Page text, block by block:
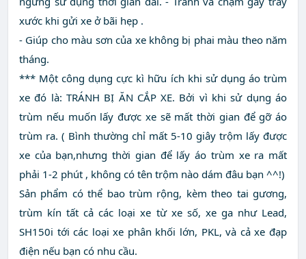
xước khi gửi xe ở bãi hẹp .
- Giúp cho màu sơn của xe không bị phai màu theo năm
tháng.
*** Một công dụng cực kì hữu ích khi sử dụng áo trùm
xe đó là: TRÁNH BỊ ĂN CẮP XE. Bởi vì khi sử dụng áo
trùm nếu muốn lấy được xe sẽ mất thời gian để gỡ áo
trùm ra. ( Bình thường chỉ mất 5-10 giây trộm lấy được
xe của bạn,nhưng thời gian để lấy áo trùm xe ra mất
phải 1-2 phút , không có tên trộm nào dám đâu bạn ^^!)
Sản phẩm có thể bao trùm rộng, kèm theo tai gương,
trùm kín tất cả các loại xe từ xe số, xe ga như Lead,
SH150i tới các loại xe phân khối lớn, PKL, và cả xe đạp
điện nếu bạn có nhu cầu.